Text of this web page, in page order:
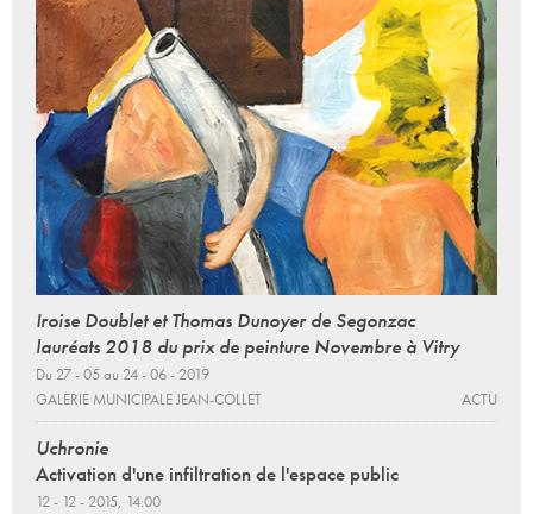
Iroise Doublet et Thomas Dunoyer de Segonzac
lauréats 2018 du prix de peinture Novembre à Vitry
Du 27 - 05 au 24 - 06 - 2019
GALERIE MUNICIPALE JEAN-COLLET
ACTU
Uchronie
Activation d'une infiltration de l'espace public
12 - 12 - 2015, 14:00